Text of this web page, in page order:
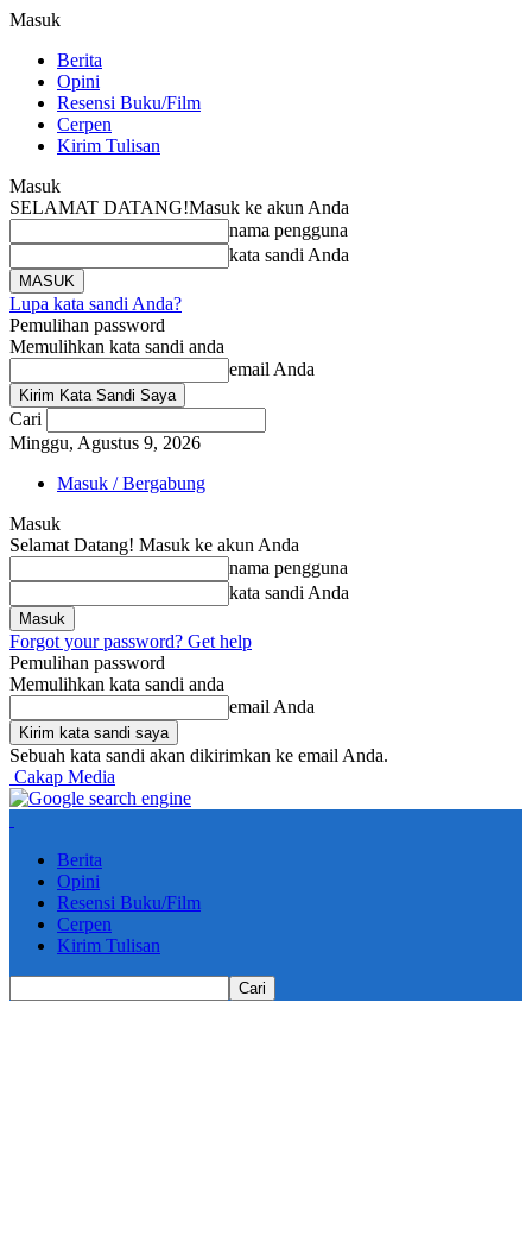
Masuk
Berita
Opini
Resensi Buku/Film
Cerpen
Kirim Tulisan
Masuk
SELAMAT DATANG!Masuk ke akun Anda
nama pengguna
kata sandi Anda
Lupa kata sandi Anda?
Pemulihan password
Memulihkan kata sandi anda
email Anda
Cari
Minggu, Agustus 9, 2026
Masuk / Bergabung
Masuk
Selamat Datang! Masuk ke akun Anda
nama pengguna
kata sandi Anda
Forgot your password? Get help
Pemulihan password
Memulihkan kata sandi anda
email Anda
Sebuah kata sandi akan dikirimkan ke email Anda.
Cakap Media
Berita
Opini
Resensi Buku/Film
Cerpen
Kirim Tulisan